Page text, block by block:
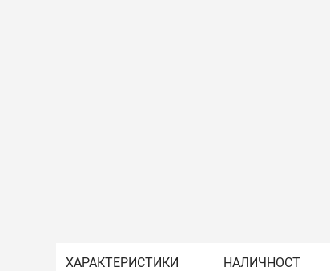
ХАРАКТЕРИСТИКИ НАЛИЧНОСТ